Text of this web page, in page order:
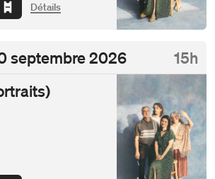
Détails
septembre 2026
15h